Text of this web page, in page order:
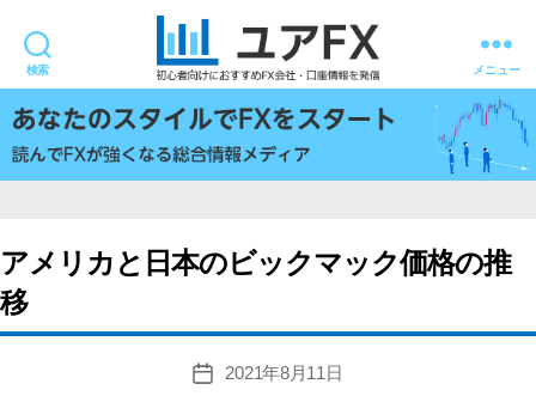
検索
ユ
ア
FX
メニュー
アメリカと日本のビックマック価格の推
移
投
2021年8月11日